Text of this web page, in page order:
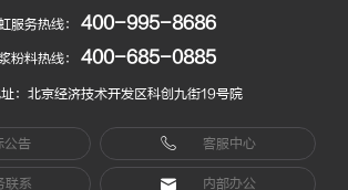
服务热线： 400-995-8686
粉料热线： 400-685-0885
：北京经济技术开发区科创九街19号院
公告 客服中心
联系 内部办公